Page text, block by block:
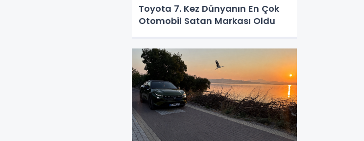
Toyota 7. Kez Dünyanın En Çok
Otomobil Satan Markası Oldu